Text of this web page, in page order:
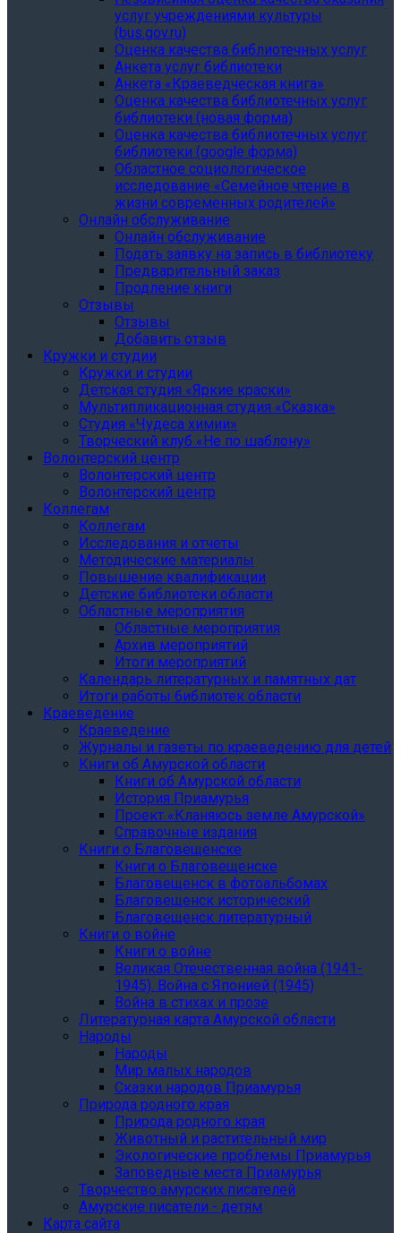
услуг учреждениями культуры
(bus.gov.ru)
Оценка качества библиотечных услуг
Анкета услуг библиотеки
Анкета «Краеведческая книга»
Oценка качества библиотечных услуг
библиотеки (новая форма)
Oценка качества библиотечных услуг
библиотеки (google форма)
Областное социологическое
исследование «Семейное чтение в
жизни современных родителей»
Онлайн обслуживание
Онлайн обслуживание
Подать заявку на запись в библиотеку
Предварительный заказ
Продление книги
Отзывы
Отзывы
Добавить отзыв
Кружки и студии
Кружки и студии
Детская студия «Яркие краски»
Мультипликационная студия «Сказка»
Студия «Чудеса химии»
Творческий клуб «Не по шаблону»
Волонтерский центр
Волонтерский центр
Волонтерский центр
Коллегам
Коллегам
Исследования и отчеты
Методические материалы
Повышение квалификации
Детские библиотеки области
Областные мероприятия
Областные мероприятия
Архив мероприятий
Итоги мероприятий
Календарь литературных и памятных дат
Итоги работы библиотек области
Краеведение
Краеведение
Журналы и газеты по краеведению для детей
Книги об Амурской области
Книги об Амурской области
История Приамурья
Проект «Кланяюсь земле Амурской»
Справочные издания
Книги о Благовещенске
Книги о Благовещенске
Благовещенск в фотоальбомах
Благовещенск исторический
Благовещенск литературный
Книги о войне
Книги о войне
Великая Отечественная война (1941-
1945). Война с Японией (1945)
Война в стихах и прозе
Литературная карта Амурской области
Народы
Народы
Мир малых народов
Сказки народов Приамурья
Природа родного края
Природа родного края
Животный и растительный мир
Экологические проблемы Приамурья
Заповедные места Приамурья
Творчество амурских писателей
Амурские писатели - детям
Карта сайта